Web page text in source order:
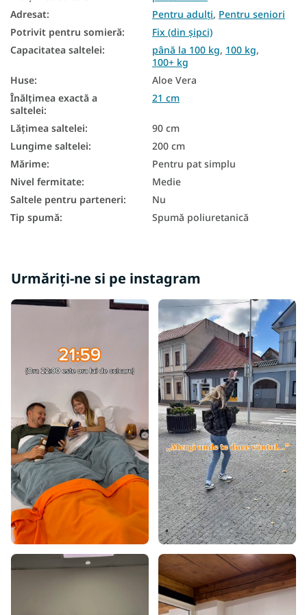
Saltele antibacteriene
Saltea cu 7 zone
Saltele de buzunar 90x200
Saltea Aloe Vera 90x200
Saltele înalte 90x200
În funcție de capacitatea de încărcare a saltelei - 100 kg
Saltele în funcție de capacitatea de greutate până la 100 kg
Adresat: Pentru adulți, Pentru seniori
Potrivit pentru somieră:
Fix (din șipci)
Capacitatea saltelei: până la 100 kg, 100 kg,
100+ kg
Huse:
Aloe Vera
Înălțimea exactă a
saltelei:
21 cm
Lățimea saltelei:
90 cm
Lungime saltelei:
200 cm
Mărime:
Pentru pat simplu
Nivel fermitate:
Medie
Saltele pentru parteneri:
Nu
Tip spumă: Spumă poliuretanică
Urmăriți-ne si pe instagram